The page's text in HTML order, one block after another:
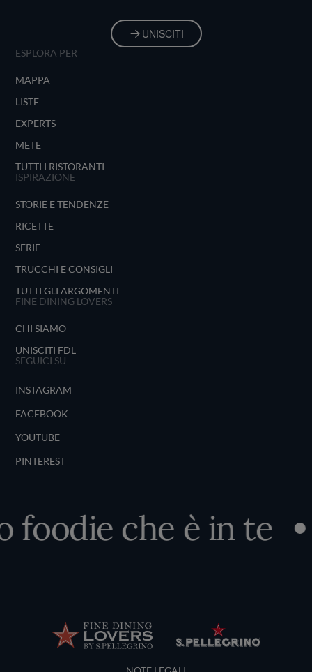
UNISCITI
ESPLORA PER
MAPPA
LISTE
EXPERTS
METE
TUTTI I RISTORANTI
ISPIRAZIONE
STORIE E TENDENZE
RICETTE
SERIE
TRUCCHI E CONSIGLI
TUTTI GLI ARGOMENTI
FINE DINING LOVERS
CHI SIAMO
UNISCITI FDL
SEGUICI SU
INSTAGRAM
FACEBOOK
YOUTUBE
PINTEREST
che è in te
Terms and Conditions